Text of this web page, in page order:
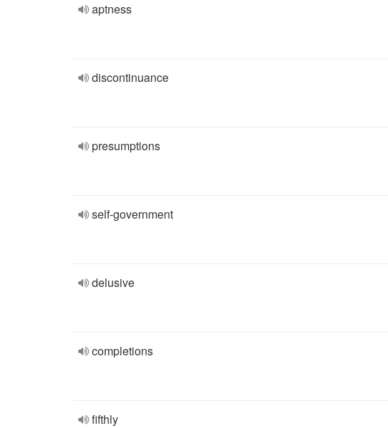
aptness
discontinuance
presumptions
self-government
delusive
completions
fifthly